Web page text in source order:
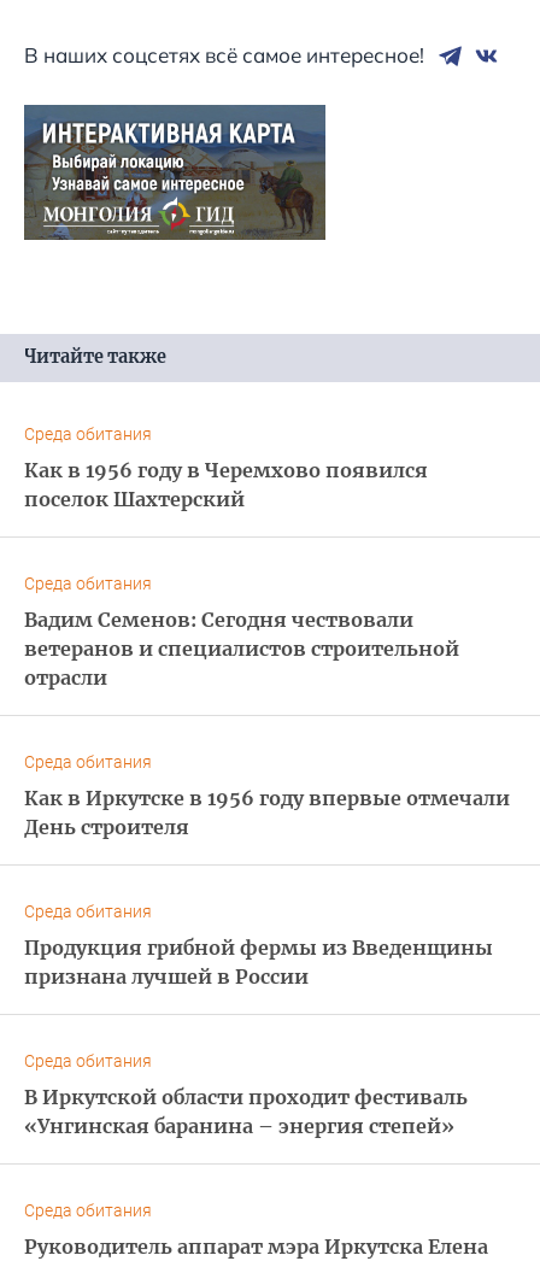
В наших соцсетях всё самое интересное!
Читайте также
Среда обитания
Как в 1956 году в Черемхово появился
поселок Шахтерский
Среда обитания
Вадим Семенов: Сегодня чествовали
ветеранов и специалистов строительной
отрасли
Среда обитания
Как в Иркутске в 1956 году впервые отмечали
День строителя
Среда обитания
Продукция грибной фермы из Введенщины
признана лучшей в России
Среда обитания
В Иркутской области проходит фестиваль
«Унгинская баранина – энергия степей»
Среда обитания
Руководитель аппарат мэра Иркутска Елена